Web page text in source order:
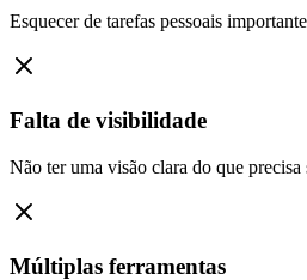
Esquecer de tarefas pessoais
Falta de visibilidade
Não ter uma visão clara do que
Múltiplas ferramentas